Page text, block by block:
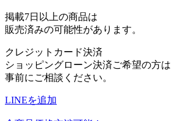
掲載7日以上の商品は
販売済みの可能性があります。
クレジットカード決済
ショッピングローン決済ご希望の方は
事前にご相談ください。
LINEを追加